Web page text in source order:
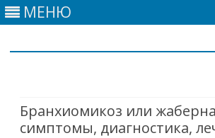
МЕНЮ
Бранхиомикоз или
симптомы, диагностика,